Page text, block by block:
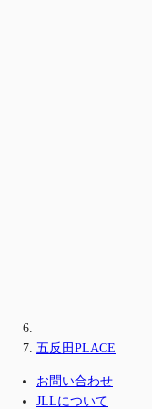
五反田PLACE
お問い合わせ
JLLについて